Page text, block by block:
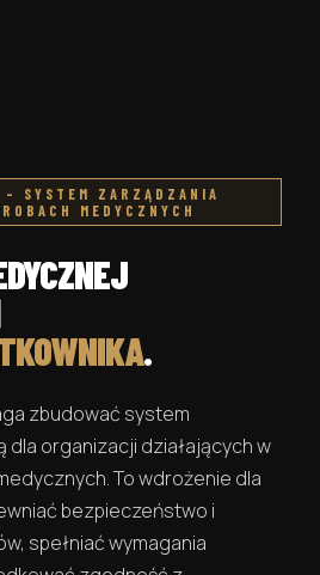
SYSTEM ZARZĄDZANIA
MEDYCZNYCH
.
zbudować system
dla organizacji działających w
To wdrożenie dla
bezpieczeństwo i
spełniać wymagania